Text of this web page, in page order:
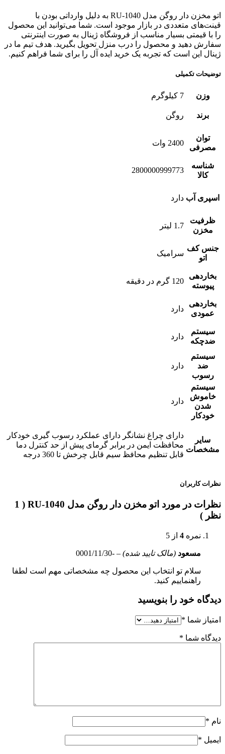
اتو مخزن دار روگن مدل RU-1040 به دلیل وارداتی بودن با
قینت‌های متعددی در بازار موجود است. شما می‌توانید این محصول
را با قیمتی بسیار مناسب از فروشگاه ژینال به صورت اینترنتی
سفارش دهید و محصول را درب منزل تحویل بگیرید. هدف تیم ما در
ژینال این است که تجربه یک خرید ایده آل را برای شما فراهم کنیم.
توضیحات تکمیلی
وزن 7 کیلوگرم
برند روگن
توان
مصرفی
2400 وات
شناسه
کالا
2800000999773
اسپری آب دارد
ظرفیت
مخزن
1.7 لیتر
جنس کف
اتو
سرامیک
بخاردهی
پیوسته
120 گرم در دقیقه
بخاردهی
عمودی
دارد
سیستم
ضدچکه
دارد
سیستم
ضد
رسوب
دارد
سیستم
خاموش
شدن
خودکار
دارد
سایر
مشخصات
دارای چراغ نشانگر دارای عملکرد رسوب گیری خودکار
محافظت ایمن در برابر گرمای پیش از حد کنترل دما
قابل تنظیم محافظ سیم قابل چرخش تا 360 درجه
نظرات کاربران
نظرات در مورد اتو مخزن دار روگن مدل RU-1040 ( 1
نظر )
نمره 4 از 5
مسعود (مالک تایید شده) –
-0001/11/30
سلام تو انتخاب این محصول چه مشخصاتی مهم است لطفا
راهنماییم کنید.
دیدگاه خود را بنویسید
امتیاز شما *
دیدگاه شما *
نام *
ایمیل *